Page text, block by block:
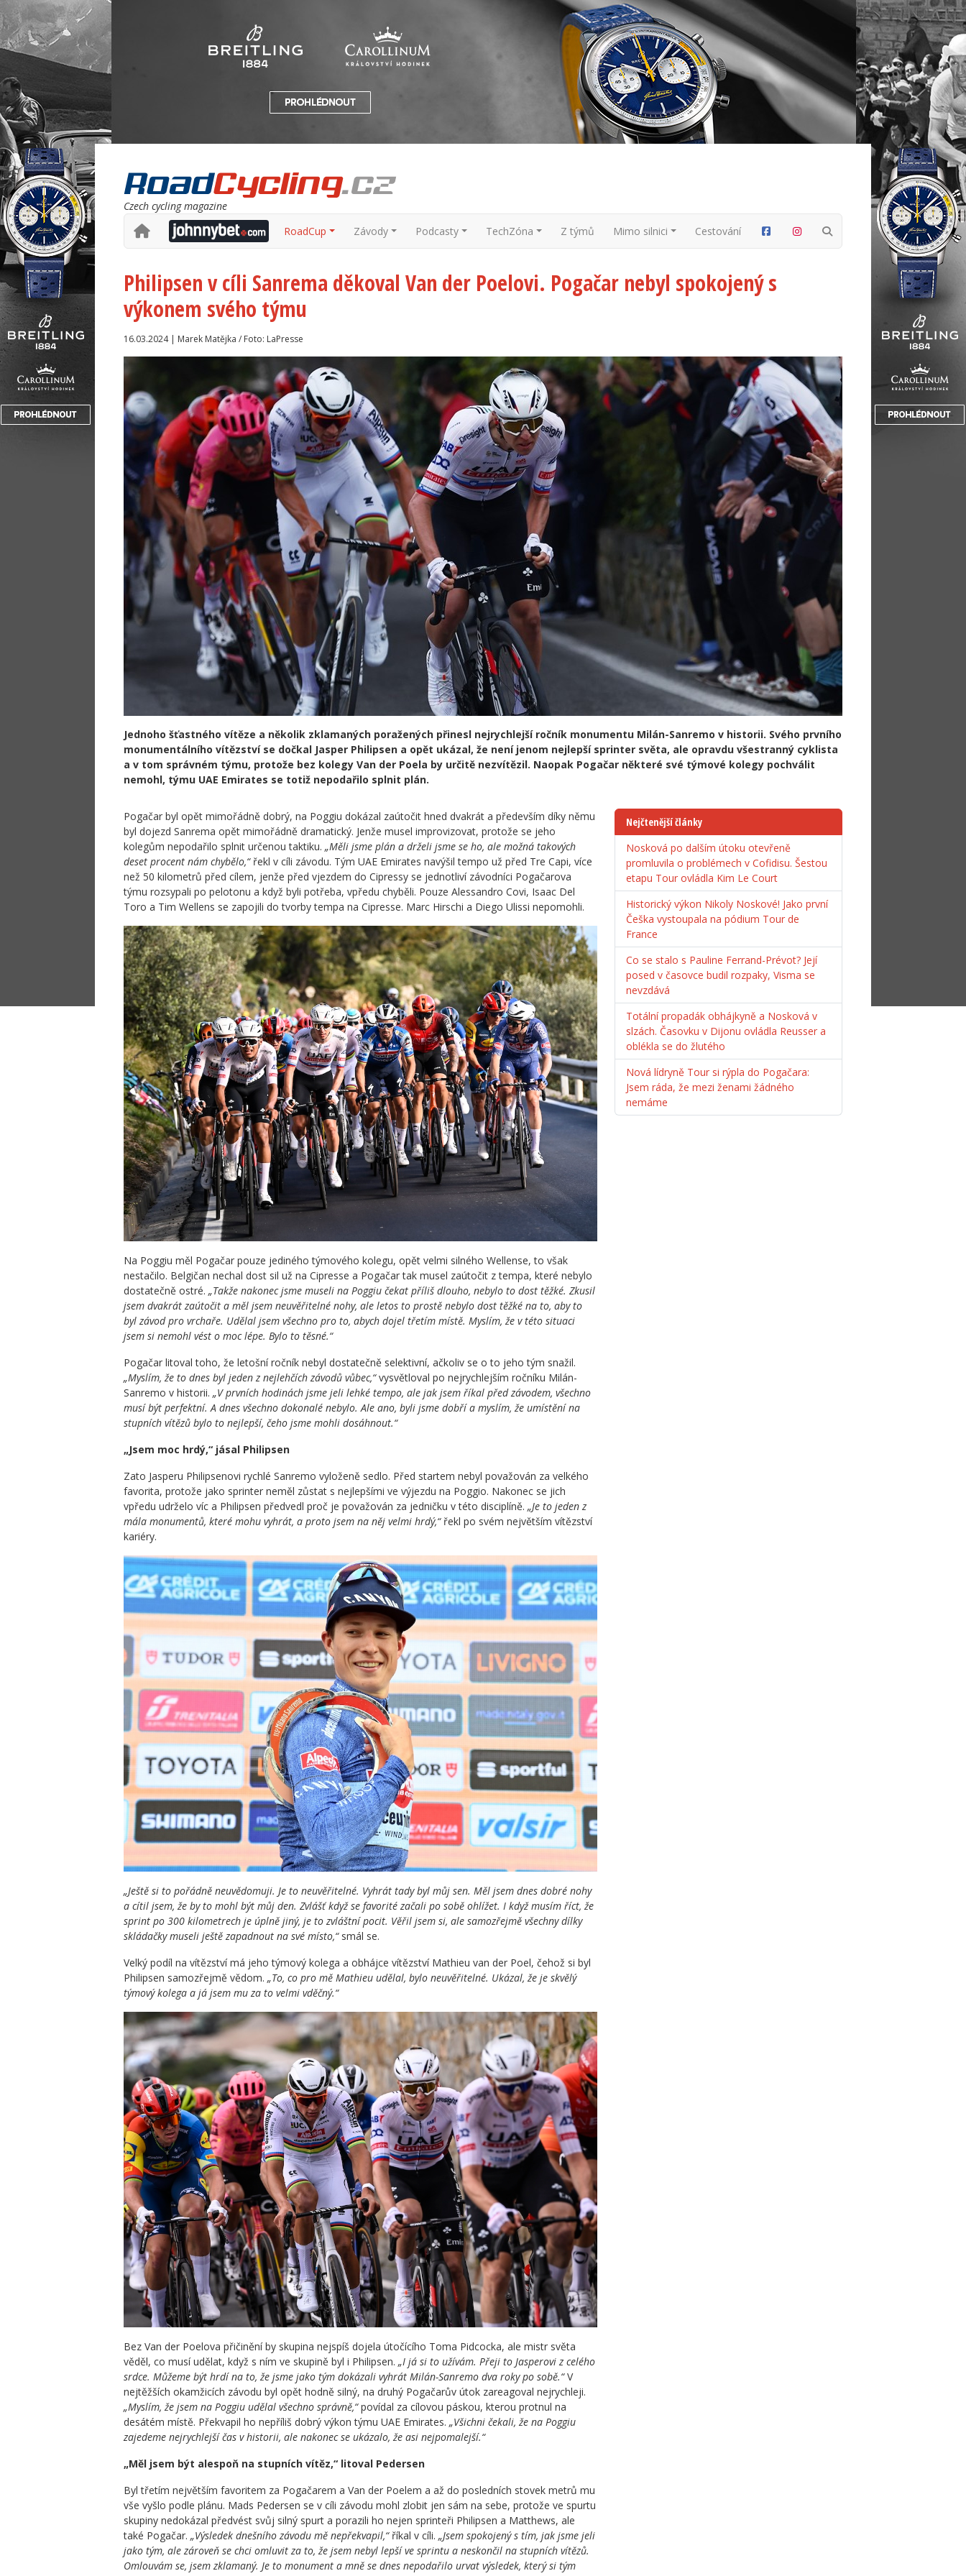
Czech cycling magazine
RoadCup
Závody Podcasty TechZóna Z týmů Mimo silnici Cestování
Philipsen v cíli Sanrema děkoval Van der Poelovi. Pogačar nebyl spokojený s
výkonem svého týmu
16.03.2024 | Marek Matějka / Foto: LaPresse
Jednoho šťastného vítěze a několik zklamaných poražených přinesl nejrychlejší ročník monumentu Milán-Sanremo v historii. Svého prvního
monumentálního vítězství se dočkal Jasper Philipsen a opět ukázal, že není jenom nejlepší sprinter světa, ale opravdu všestranný cyklista
a v tom správném týmu, protože bez kolegy Van der Poela by určitě nezvítězil. Naopak Pogačar některé své týmové kolegy pochválit
nemohl, týmu UAE Emirates se totiž nepodařilo splnit plán.
Pogačar byl opět mimořádně dobrý, na Poggiu dokázal zaútočit hned dvakrát a především díky němu
byl dojezd Sanrema opět mimořádně dramatický. Jenže musel improvizovat, protože se jeho
kolegům nepodařilo splnit určenou taktiku. „Měli jsme plán a drželi jsme se ho, ale možná takových
deset procent nám chybělo,“řekl v cíli závodu. Tým UAE Emirates navýšil tempo už před Tre Capi, více
než 50 kilometrů před cílem, jenže před vjezdem do Cipressy se jednotliví závodníci Pogačarova
týmu rozsypali po pelotonu a když byli potřeba, vpředu chyběli. Pouze Alessandro Covi, Isaac Del
Toro a Tim Wellens se zapojili do tvorby tempa na Cipresse. Marc Hirschi a Diego Ulissi nepomohli.
Na Poggiu měl Pogačar pouze jediného týmového kolegu, opět velmi silného Wellense, to však
nestačilo. Belgičan nechal dost sil už na Cipresse a Pogačar tak musel zaútočit z tempa, které nebylo
dostatečně ostré. „Takže nakonec jsme museli na Poggiu čekat příliš dlouho, nebylo to dost těžké. Zkusil
jsem dvakrát zaútočit a měl jsem neuvěřitelné nohy, ale letos to prostě nebylo dost těžké na to, aby to
byl závod pro vrchaře. Udělal jsem všechno pro to, abych dojel třetím místě. Myslím, že v této situaci
jsem si nemohl vést o moc lépe. Bylo to těsné.“
Pogačar litoval toho, že letošní ročník nebyl dostatečně selektivní, ačkoliv se o to jeho tým snažil.
„Myslím, že to dnes byl jeden z nejlehčích závodů vůbec,“vysvětloval po nejrychlejším ročníku Milán-
Sanremo v historii. „V prvních hodinách jsme jeli lehké tempo, ale jak jsem říkal před závodem, všechno
musí být perfektní. A dnes všechno dokonalé nebylo. Ale ano, byli jsme dobří a myslím, že umístění na
stupních vítězů bylo to nejlepší, čeho jsme mohli dosáhnout.“
„Jsem moc hrdý,“ jásal Philipsen
Zato Jasperu Philipsenovi rychlé Sanremo vyloženě sedlo. Před startem nebyl považován za velkého
favorita, protože jako sprinter neměl zůstat s nejlepšími ve výjezdu na Poggio. Nakonec se jich
vpředu udrželo víc a Philipsen předvedl proč je považován za jedničku v této disciplíně. „Je to jeden z
mála monumentů, které mohu vyhrát, a proto jsem na něj velmi hrdý,“řekl po svém největším vítězství
kariéry.
„Ještě si to pořádně neuvědomuji. Je to neuvěřitelné. Vyhrát tady byl můj sen. Měl jsem dnes dobré nohy
a cítil jsem, že by to mohl být můj den. Zvlášť když se favorité začali po sobě ohlížet. I když musím říct, že
sprint po 300 kilometrech je úplně jiný, je to zvláštní pocit. Věřil jsem si, ale samozřejmě všechny dílky
skládačky museli ještě zapadnout na své místo,“smál se.
Velký podíl na vítězství má jeho týmový kolega a obhájce vítězství Mathieu van der Poel, čehož si byl
Philipsen samozřejmě vědom. „To, co pro mě Mathieu udělal, bylo neuvěřitelné. Ukázal, že je skvělý
týmový kolega a já jsem mu za to velmi vděčný.“
Bez Van der Poelova přičinění by skupina nejspíš dojela útočícího Toma Pidcocka, ale mistr světa
věděl, co musí udělat, když s ním ve skupině byl i Philipsen. „I já si to užívám. Přeji to Jasperovi z celého
srdce. Můžeme být hrdí na to, že jsme jako tým dokázali vyhrát Milán-Sanremo dva roky po sobě.“V
nejtěžších okamžicích závodu byl opět hodně silný, na druhý Pogačarův útok zareagoval nejrychleji.
„Myslím, že jsem na Poggiu udělal všechno správně,“povídal za cílovou páskou, kterou protnul na
desátém místě. Překvapil ho nepříliš dobrý výkon týmu UAE Emirates. „Všichni čekali, že na Poggiu
zajedeme nejrychlejší čas v historii, ale nakonec se ukázalo, že asi nejpomalejší.“
„Měl jsem být alespoň na stupních vítěz,“ litoval Pedersen
Byl třetím největším favoritem za Pogačarem a Van der Poelem a až do posledních stovek metrů mu
vše vyšlo podle plánu. Mads Pedersen se v cíli závodu mohl zlobit jen sám na sebe, protože ve spurtu
skupiny nedokázal předvést svůj silný spurt a porazili ho nejen sprinteři Philipsen a Matthews, ale
také Pogačar. „Výsledek dnešního závodu mě nepřekvapil,“říkal v cíli. „Jsem spokojený s tím, jak jsme jeli
jako tým, ale zároveň se chci omluvit za to, že jsem nebyl lepší ve sprintu a neskončil na stupních vítězů.
Omlouvám se, jsem zklamaný. Je to monument a mně se dnes nepodařilo urvat výsledek, který si tým
Nejčtenější články
Nosková po dalším útoku otevřeně
promluvila o problémech v Cofidisu. Šestou
etapu Tour ovládla Kim Le Court
Historický výkon Nikoly Noskové! Jako první
Češka vystoupala na pódium Tour de
France
Co se stalo s Pauline Ferrand-Prévot? Její
posed v časovce budil rozpaky, Visma se
nevzdává
Totální propadák obhájkyně a Nosková v
slzách. Časovku v Dijonu ovládla Reusser a
oblékla se do žlutého
Nová lídryně Tour si rýpla do Pogačara:
Jsem ráda, že mezi ženami žádného
nemáme